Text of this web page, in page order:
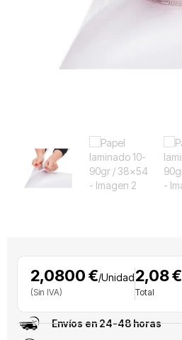
2,0800 €/Unidad
(Sin IVA)
2,08 €
Total
Envíos en 24-48 horas